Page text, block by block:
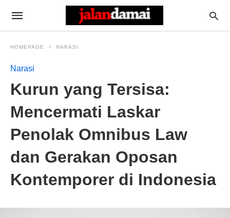
HOMEPAGE NARASI
Narasi
Kurun yang Tersisa:
Mencermati Laskar
Penolak Omnibus Law
dan Gerakan Oposan
Kontemporer di Indonesia